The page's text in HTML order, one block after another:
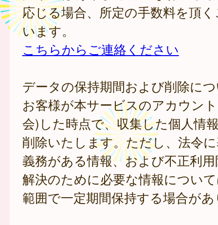
応じる場合、所定の手数料を頂
います。
こちらからご連絡ください
データの保持期間および削除に
お客様が本サービスのアカウン
会)した時点で、収集した個人情
削除いたします。ただし、法令
義務がある情報、および不正利
解決のために必要な情報につい
範囲で一定期間保持する場合が